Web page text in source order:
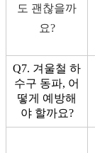
도 괜찮을까
요?
Q7. 겨울철 하
수구 동파, 어
떻게 예방해
야 할까요?